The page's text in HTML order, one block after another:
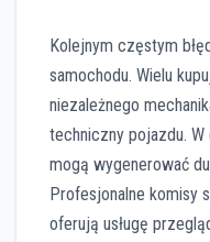
Kolejnym częstym
samochodu. Wielu
niezależnego
techniczny pojazdu.
mogą wygenerować
Profesjonalne komisy
oferują usługę